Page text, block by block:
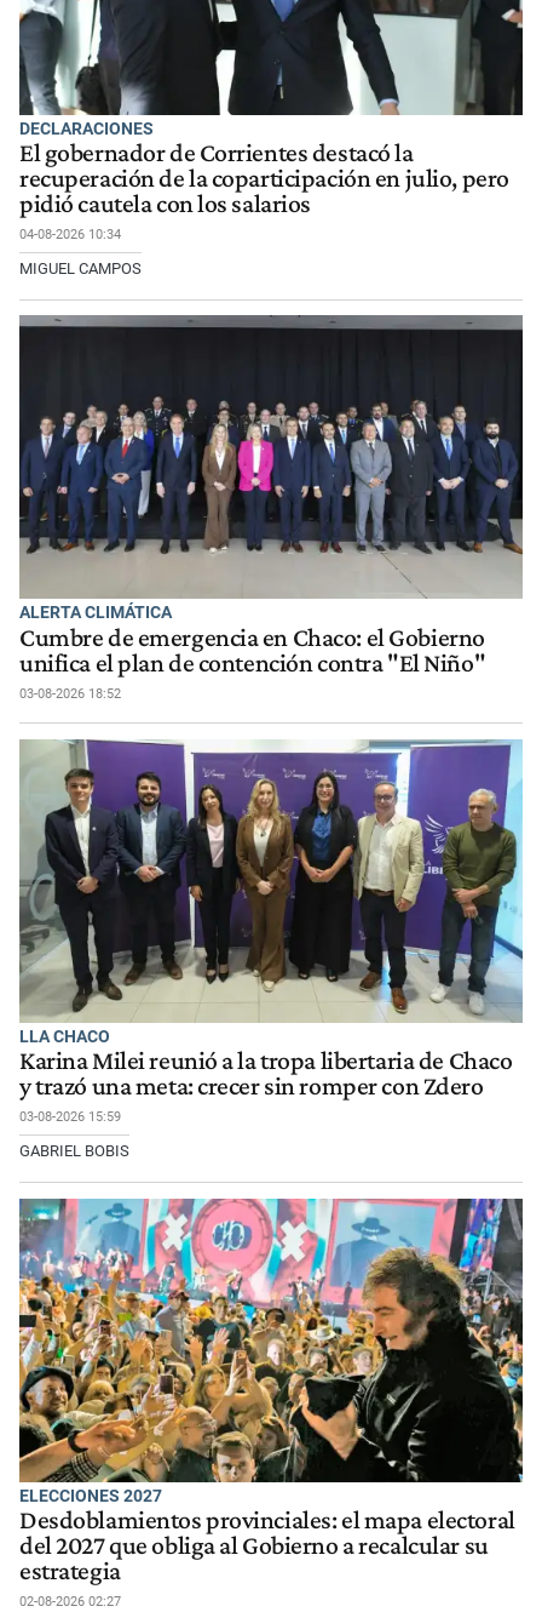
DECLARACIONES
El gobernador de Corrientes destacó la
recuperación de la coparticipación en julio, pero
pidió cautela con los salarios
04-08-2026 10:34
MIGUEL CAMPOS
ALERTA CLIMÁTICA
Cumbre de emergencia en Chaco: el Gobierno
unifica el plan de contención contra "El Niño"
03-08-2026 18:52
LLA CHACO
Karina Milei reunió a la tropa libertaria de Chaco
y trazó una meta: crecer sin romper con Zdero
03-08-2026 15:59
GABRIEL BOBIS
ELECCIONES 2027
Desdoblamientos provinciales: el mapa electoral
del 2027 que obliga al Gobierno a recalcular su
estrategia
02-08-2026 02:27